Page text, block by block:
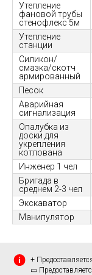
Утепление
фановой трубы
стенофлекс 5м
Утепление
станции
Силикон/
смазка/скотч
армированный
Песок
Аварийная
сигнализация
Опалубка из
доски для
укрепления
котлована
Инженер 1 чел
Бригада в
среднем 2-3 чел
Экскаватор
Манипулятор
+
▭